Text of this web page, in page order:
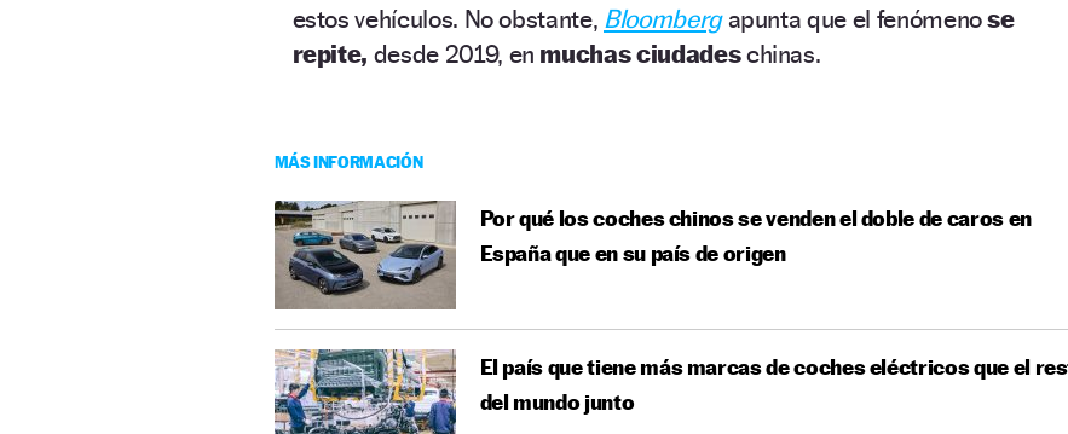
estos vehículos. No obstante, Bloombergapunta que el fenómenose
repite, desde 2019, en muchas ciudadeschinas.
MÁS INFORMACIÓN
Por qué los coches chinos se venden el doble de caros en
España que en su país de origen
El país que tiene más marcas de coches eléctricos que el
del mundo junto